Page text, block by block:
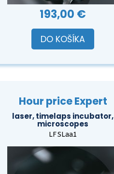
193,00 €
DO KOŠÍKA
Hour price Expert
laser, timelaps incubator,
microscopes
LFSLaa1